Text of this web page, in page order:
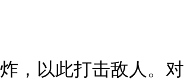
，以此打击敌人。对